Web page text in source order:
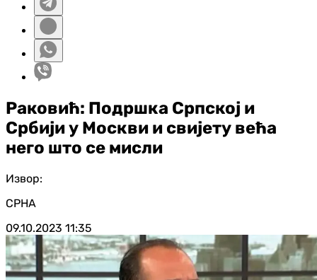
Раковић: Подршка Српској и
Србији у Москви и свијету већа
него што се мисли
Извор:
СРНА
09.10.2023 11:35